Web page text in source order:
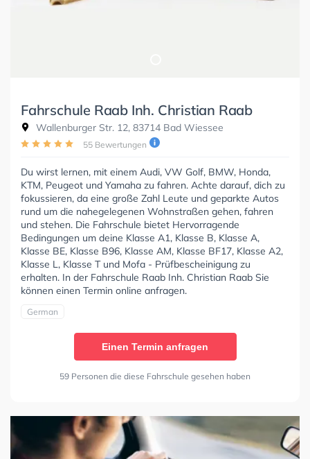
Fahrschule Raab Inh. Christian Raab
Wallenburger Str. 12, 83714 Bad Wiessee
55 Bewertungen
Du wirst lernen, mit einem Audi, VW Golf, BMW, Honda,
KTM, Peugeot und Yamaha zu fahren. Achte darauf, dich zu
fokussieren, da eine große Zahl Leute und geparkte Autos
rund um die nahegelegenen Wohnstraßen gehen, fahren
und stehen. Die Fahrschule bietet Hervorragende
Bedingungen um deine Klasse A1, Klasse B, Klasse A,
Klasse BE, Klasse B96, Klasse AM, Klasse BF17, Klasse A2,
Klasse L, Klasse T und Mofa - Prüfbescheinigung zu
erhalten. In der Fahrschule Raab Inh. Christian Raab Sie
können einen Termin online anfragen.
German
Einen Termin anfragen
59 Personen die diese Fahrschule gesehen haben